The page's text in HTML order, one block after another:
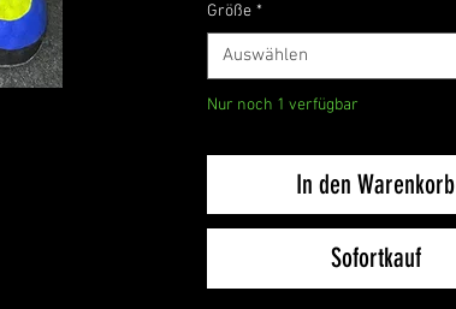
Größe *
Auswählen
Nur noch 1 verfügbar
In den Warenkorb
Sofortkauf